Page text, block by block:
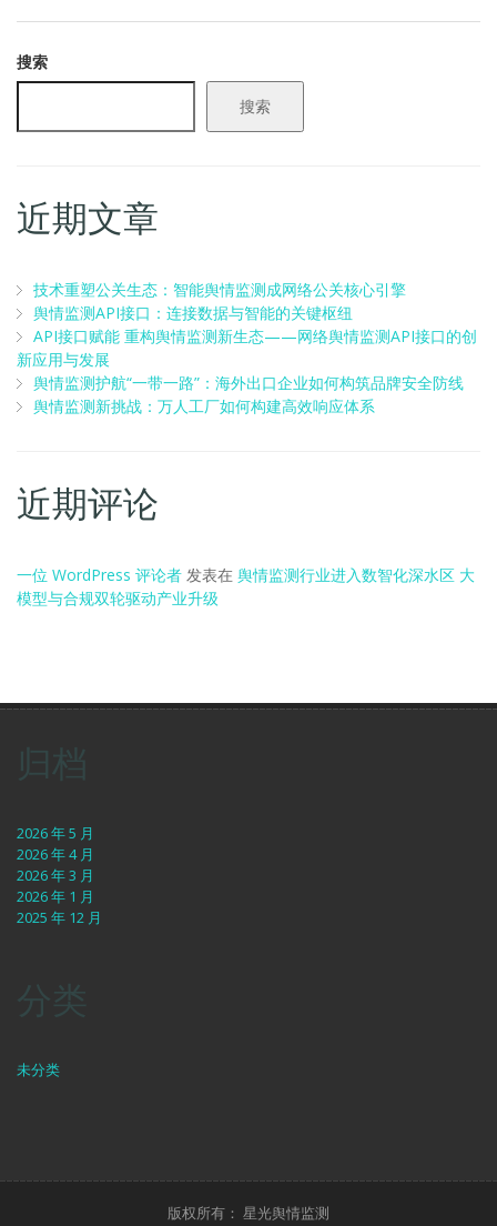
搜索
搜索
近期文章
技术重塑公关生态：智能舆情监测成网络公关核心引擎
舆情监测API接口：连接数据与智能的关键枢纽
API接口赋能 重构舆情监测新生态——网络舆情监测API接口的创
新应用与发展
舆情监测护航“一带一路”：海外出口企业如何构筑品牌安全防线
舆情监测新挑战：万人工厂如何构建高效响应体系
近期评论
一位 WordPress 评论者 发表在 舆情监测行业进入数智化深水区 大
模型与合规双轮驱动产业升级
2026 年 5 月
2026 年 4 月
2026 年 3 月
2026 年 1 月
2025 年 12 月
未分类
版权所有： 星光舆情监测